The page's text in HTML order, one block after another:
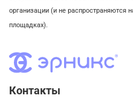
организации (и не распространяются
площадках).
Контакты